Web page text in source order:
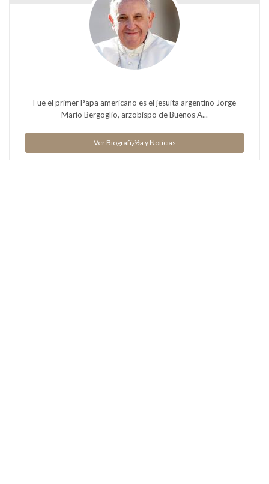
Fue el primer Papa americano es el jesuita argentino Jorge
Mario Bergoglio, arzobispo de Buenos A...
Ver Biografï¿½a y Noticias